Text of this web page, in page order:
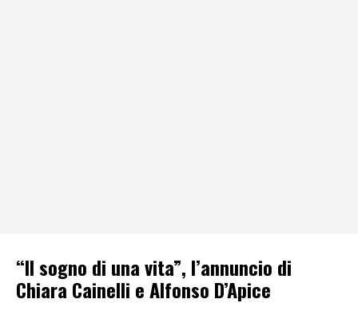
“Il sogno di una vita”, l’annuncio di
Chiara Cainelli e Alfonso D’Apice